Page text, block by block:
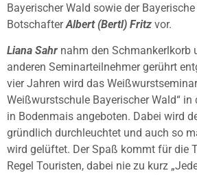
Bayerischer Wald sowie der
BotschafterAlbert (Bertl) Fritz vor.
Liana Sahr nahm den Schmankerlkorb
anderen Seminarteilnehmer gerührt
vier Jahren wird das
Weißwurstschule Bayerischer Wald“ in
in Bodenmais angeboten. Dabei wird
gründlich durchleuchtet und auch so
wird gelüftet. Der Spaß kommt für die
Regel Touristen, dabei nie zu kurz